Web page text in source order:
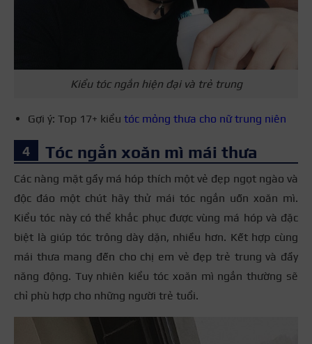
Kiểu tóc ngắn hiện đại và trẻ trung
Gợi ý: Top 17+ kiểu tóc mỏng thưa cho nữ trung niên
Tóc ngắn xoăn mì mái thưa
Các nàng mặt gầy má hóp thích một vẻ đẹp ngọt ngào và
độc đáo một chút hãy thử mái tóc ngắn uốn xoăn mì.
Kiểu tóc này có thể khắc phục được vùng má hóp và đặc
biệt là giúp tóc trông dày dặn, nhiều hơn. Kết hợp cùng
mái thưa mang đến cho chị em vẻ đẹp trẻ trung và đầy
năng động. Tuy nhiên kiểu tóc xoăn mì ngắn thường sẽ
chỉ phù hợp cho những người trẻ tuổi.